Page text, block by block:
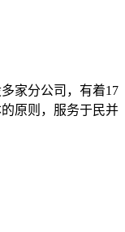
家分公司，有着17
原则，服务于民并